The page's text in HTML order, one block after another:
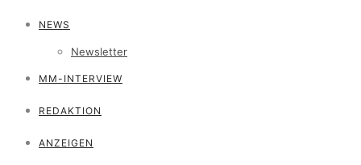
NEWS
Newsletter
MM-INTERVIEW
REDAKTION
ANZEIGEN